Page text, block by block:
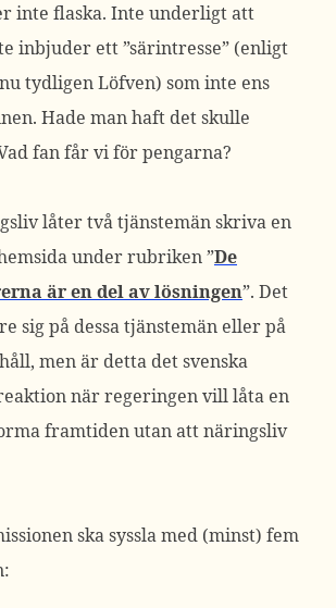
inte flaska. Inte underligt att
inbjuder ett ”särintresse” (enligt
tydligen Löfven) som inte ens
Hade man haft det skulle
fan får vi för pengarna?
låter två tjänstemän skriva en
under rubriken ”De
är en del av lösningen”. Det
sig på dessa tjänstemän eller på
men är detta det svenska
när regeringen vill låta en
framtiden utan att näringsliv
ska syssla med (minst) fem